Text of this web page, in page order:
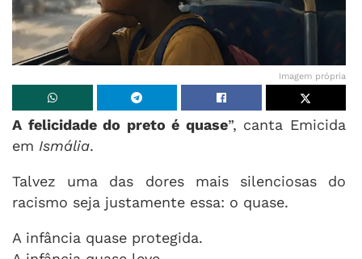
Imagem própria
A felicidade do preto é quase”, canta Emicida
em Ismália.
Talvez uma das dores mais silenciosas do
racismo seja justamente essa: o quase.
A infância quase protegida.